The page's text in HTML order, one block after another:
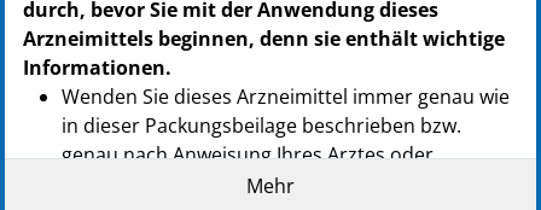
durch, bevor Sie mit der Anwendung dieses
Arzneimittels beginnen, denn sie enthält wichtige
Informationen.
Wenden Sie dieses Arzneimittel immer genau wie
in dieser Packungsbeilage beschrieben bzw.
genau nach Anweisung Ihres Arztes oder
Mehr